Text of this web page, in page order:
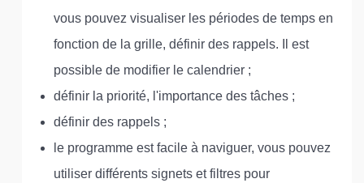
vous pouvez visualiser les périodes de temps en
fonction de la grille, définir des rappels. Il est
possible de modifier le calendrier ;
définir la priorité, l'importance des tâches ;
définir des rappels ;
le programme est facile à naviguer, vous pouvez
utiliser différents signets et filtres pour